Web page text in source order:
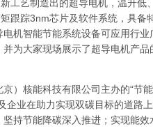
工艺制造出的超导电机，温升低
跟踪3nm芯片及软件系统，具备
机智能节能系统设备可应用行业
为大家现场展示了超导电机产品
核能科技有限公司主办的“节
企业在助力实现双碳目标的道路
持节能降碳深入推进；实现能效